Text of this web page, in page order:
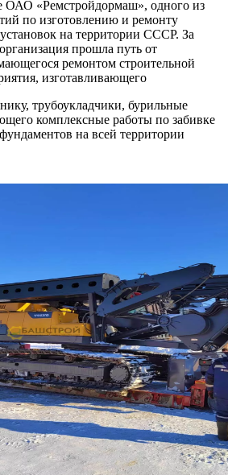
ОАО «Ремстройдормаш», одного из
по изготовлению и ремонту
на территории СССР. За
прошла путь от
ремонтом строительной
изготавливающего
трубоукладчики, бурильные
комплексные работы по забивке
на всей территории